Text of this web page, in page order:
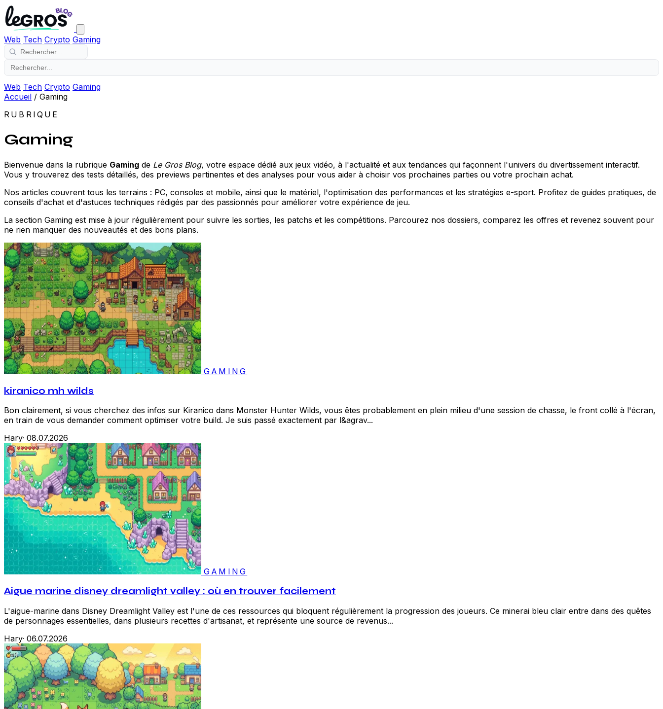
Web Tech Crypto Gaming
Web Tech Crypto Gaming
Accueil / Gaming
RUBRIQUE
Gaming
Bienvenue dans la rubrique Gaming de Le Gros Blog, votre espace dédié aux jeux vidéo, à l'actualité et aux tendances qui façonnent l'univers du divertissement interactif.
Vous y trouverez des tests détaillés, des previews pertinentes et des analyses pour vous aider à choisir vos prochaines parties ou votre prochain achat.
Nos articles couvrent tous les terrains : PC, consoles et mobile, ainsi que le matériel, l'optimisation des performances et les stratégies e-sport. Profitez de guides pratiques, de
conseils d'achat et d'astuces techniques rédigés par des passionnés pour améliorer votre expérience de jeu.
La section Gaming est mise à jour régulièrement pour suivre les sorties, les patchs et les compétitions. Parcourez nos dossiers, comparez les offres et revenez souvent pour
ne rien manquer des nouveautés et des bons plans.
GAMING
kiranico mh wilds
Bon clairement, si vous cherchez des infos sur Kiranico dans Monster Hunter Wilds, vous êtes probablement en plein milieu d'une session de chasse, le front collé à l'écran,
en train de vous demander comment optimiser votre build. Je suis passé exactement par l&agrav...
Hary· 08.07.2026
GAMING
Aigue marine disney dreamlight valley : où en trouver facilement
L'aigue-marine dans Disney Dreamlight Valley est l'une de ces ressources qui bloquent régulièrement la progression des joueurs. Ce minerai bleu clair entre dans des quêtes
de personnages essentielles, dans plusieurs recettes d'artisanat, et représente une source de revenus...
Hary· 06.07.2026